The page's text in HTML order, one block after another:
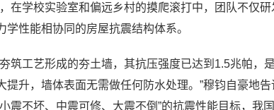
在学校实验室和偏远乡村的摸爬滚打中，团队不仅
学性能相协同的房屋抗震结构体系。
筑工艺形成的夯土墙，其抗压强度已达到1.5兆帕，
提升，墙体表面无需做任何防水处理。”穆钧自豪地
震不坏、中震可修、大震不倒”的抗震性能目标，我